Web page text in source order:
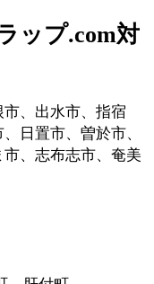
肝付町
町、喜界町、徳
町、与論町